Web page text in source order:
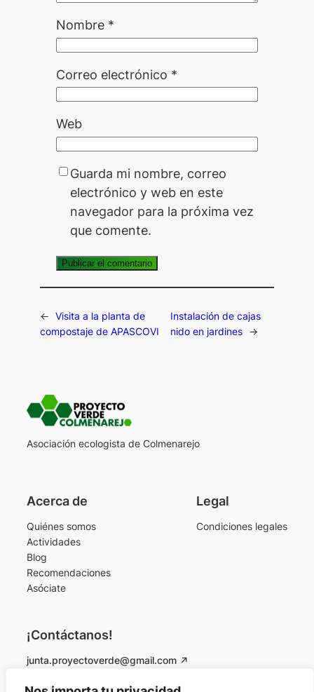
Nombre *
Correo electrónico *
Web
Guarda mi nombre, correo
electrónico y web en este
navegador para la próxima vez
que comente.
←
Visita a la planta de
compostaje de APASCOVI
Instalación de cajas
nido en jardines →
Asociación ecologista de Colmenarejo
Acerca de
Quiénes somos
Actividades
Blog
Recomendaciones
Asóciate
Legal
Condiciones legales
¡Contáctanos!
junta.proyectoverde@gmail.com